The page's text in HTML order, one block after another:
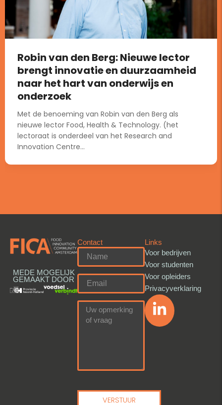
Robin van den Berg: Nieuwe lector
brengt innovatie en duurzaamheid
naar het hart van onderwijs en
onderzoek
Met de benoeming van Robin van den Berg als
nieuwe lector Food, Health & Technology. (het
lectoraat is onderdeel van het Research and
Innovation Centre...
MEDE MOGELIJK
GEMAAKT DOOR
Contact
VERSTUUR
Links
Voor bedrijven
Voor studenten
Voor opleiders
Privacyverklaring